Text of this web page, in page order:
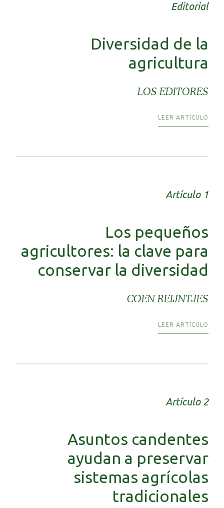
Editorial
Diversidad de la
agricultura
LOS EDITORES
LEER ARTÍCULO
Artículo 1
Los pequeños
agricultores: la clave para
conservar la diversidad
COEN REIJNTJES
LEER ARTÍCULO
Artículo 2
Asuntos candentes
ayudan a preservar
sistemas agrícolas
tradicionales